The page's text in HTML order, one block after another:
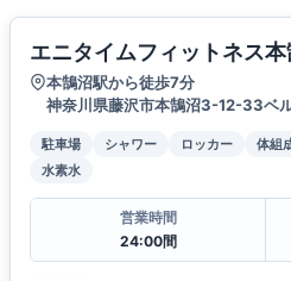
エニタイムフィットネス
本鵠沼駅から徒歩7分
神奈川県藤沢市本鵠沼3-12-33ベ
駐車場 シャワー ロッカー 体組
水素水
営業時間
24:00間